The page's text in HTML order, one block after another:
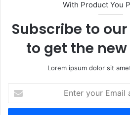
With Product You
Subscribe to
to get the
Lorem ipsum dolor sit
your
Email